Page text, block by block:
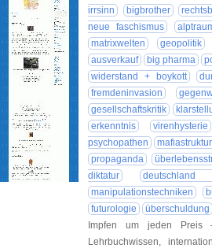
irrsinn
bigbrother
neue faschismus
matrixwelten
geopolitik
ausverkauf
big pharma
widerstand + boykott
fremdeninvasion
gesellschaftskritik
erkenntnis
virenhysterie
psychopathen
propaganda
diktatur
deutschland
manipulationstechniken
futurologie
überschuldung
Impfen um jeden Preis
Lehrbuchwissen,